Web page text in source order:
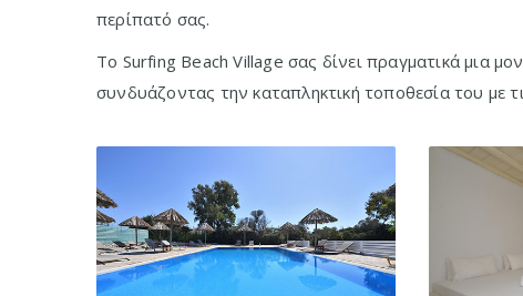
περίπατό σας.
Το Surfing Beach Village σας δίνει πραγματικά μια
συνδυάζοντας την καταπληκτική τοποθεσία του με